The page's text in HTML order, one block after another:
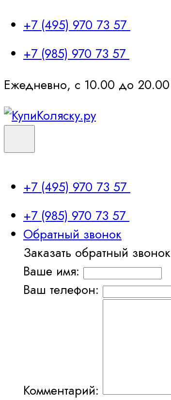
+7 (495) 970 73 57
+7 (985) 970 73 57
Ежедневно, с 10.00 до 20.00
+7 (495) 970 73 57
+7 (985) 970 73 57
Обратный звонок
Заказать обратный звонок
Ваше имя:
Ваш телефон:
Комментарий: